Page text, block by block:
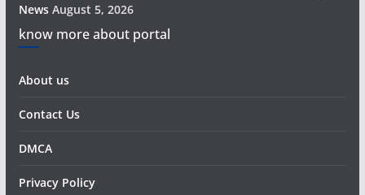
News August 5, 2026
know more about portal
About us
Contact Us
DMCA
Privacy Policy